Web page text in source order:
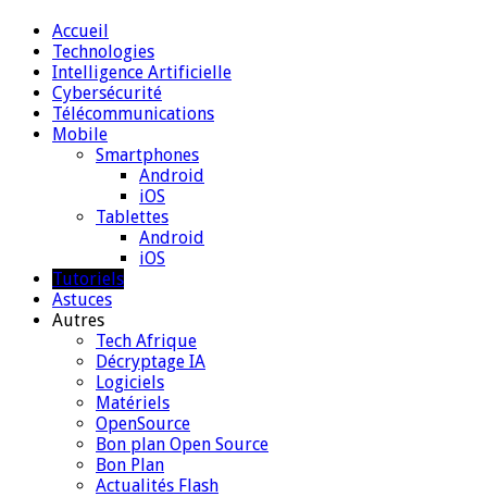
Accueil
Technologies
Intelligence Artificielle
Cybersécurité
Télécommunications
Mobile
Smartphones
Android
iOS
Tablettes
Android
iOS
Tutoriels
Astuces
Autres
Tech Afrique
Décryptage IA
Logiciels
Matériels
OpenSource
Bon plan Open Source
Bon Plan
Actualités Flash